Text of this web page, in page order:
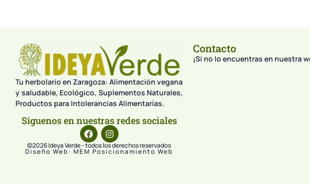
Tu herbolario en Zaragoza: Alimentación vegana
y saludable, Ecológico, Suplementos Naturales,
Productos para Intolerancias Alimentarías.
Síguenos en nuestras redes sociales
©2026 Ideya Verde - todos los derechos reservados
Diseño Web: MEM Posicionamiento Web
Contacto
¡Si no lo encuentras en nuestra